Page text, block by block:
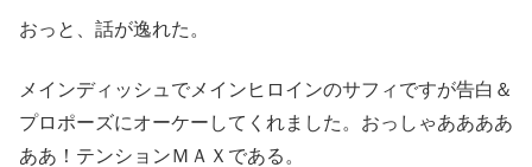
おっと、話が逸れた。
メインディッシュでメインヒロインのサフィですが告白＆
プロポーズにオーケーしてくれました。おっしゃああああ
ああ！テンションＭＡＸである。